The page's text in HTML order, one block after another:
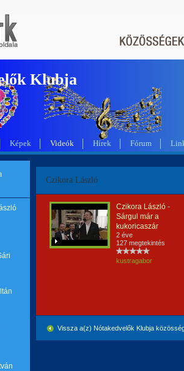
Klubja
Képek Videók Hírek Fórum
Czikora László
Czikora László -
Sárgul már a
kukoricaszár
2 éve
127 megtekintés
kustragabor
Vissza a(z) Nótakedvelők Klubja